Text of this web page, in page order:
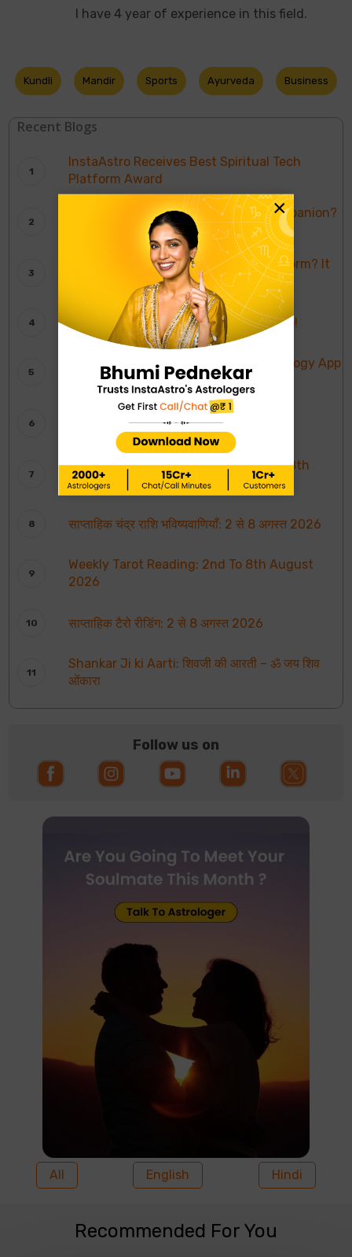
I have 4 year of experience in this field.
Kundli Mandir Sports Ayurveda Business
Recent Blogs
InstaAstro Receives Best Spiritual Tech
Platform Award
Who’s Bhumi Pednekar’s Trusted Companion?
It’s InstaAstro!
What’s Urmila Matondkar Go-To-Platform? It
Karishma Tanna Believes In InstaAstro!
InstaAstro Wins Most Promising Astrology App
of The Year
InstaAstro Gets India’s Most Trusted
Astrology Platform Award
Weekly Moon Sign Horoscope: 2nd To 8th
August 2026
साप्ताहिक चंद्र राशि भविष्यवाणियाँ: 2 से 8 अगस्त 2026
Weekly Tarot Reading: 2nd To 8th August
2026
साप्ताहिक टैरो रीडिंग: 2 से 8 अगस्त 2026
Shankar Ji ki Aarti: शिवजी की आरती – ॐ जय शिव
ओंकारा
Follow us on
All English Hindi
Recommended For You
×